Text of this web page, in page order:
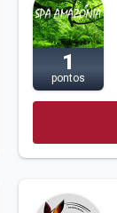
1
pontos